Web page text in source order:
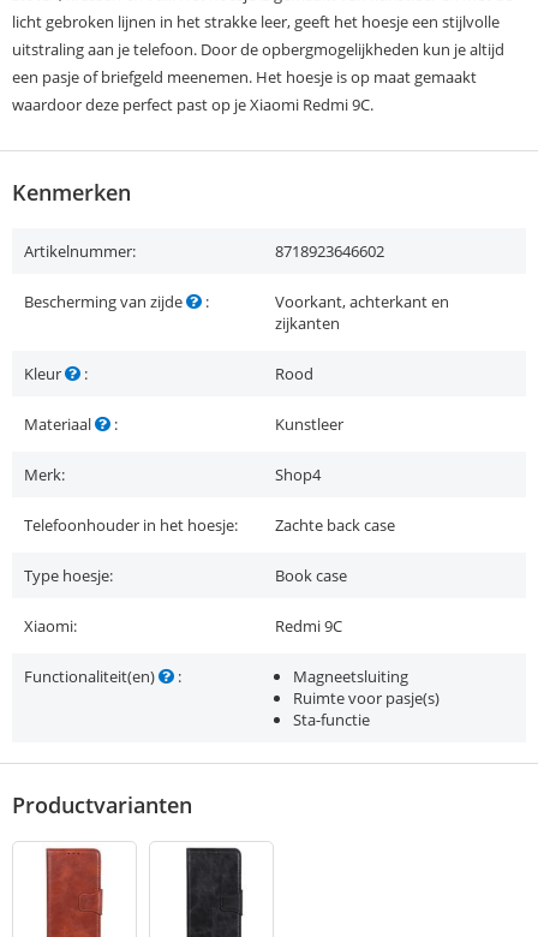
licht gebroken lijnen in het strakke leer, geeft het hoesje een stijlvolle
uitstraling aan je telefoon. Door de opbergmogelijkheden kun je altijd
een pasje of briefgeld meenemen. Het hoesje is op maat gemaakt
waardoor deze perfect past op je Xiaomi Redmi 9C.
Kenmerken
Artikelnummer: 8718923646602
Bescherming van zijde :
Voorkant, achterkant en
zijkanten
Kleur : Rood
Materiaal : Kunstleer
Merk: Shop4
Telefoonhouder in het hoesje: Zachte back case
Type hoesje: Book case
Xiaomi: Redmi 9C
Functionaliteit(en) :
Magneetsluiting
Ruimte voor pasje(s)
Sta-functie
Productvarianten